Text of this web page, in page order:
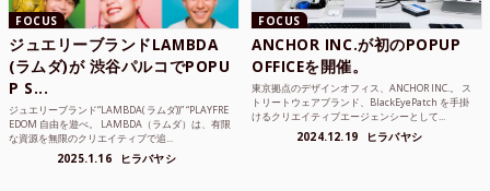
FOCUS
ジュエリーブランドLAMBDA
(ラムダ)が 渋谷パルコでPOPU
P S...
ジュエリーブランド“LAMBDA( ラムダ))” “PLAYFRE
EDOM 自由を遊べ。 LAMBDA（ラムダ）は、有限
な資源を無限のクリエイティブで追...
2025.1.16 ヒラバヤシ
FOCUS
ANCHOR INC.が初のPOPUP
OFFICEを開催。
東京拠点のデザインオフィス、ANCHOR INC.。 ス
トリートウェアブランド、BlackEyePatch を手掛
けるクリエイティブエージェンシーとして...
2024.12.19 ヒラバヤシ